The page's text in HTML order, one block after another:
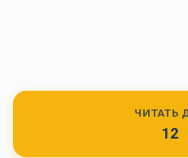
ЧИТАТЬ
12